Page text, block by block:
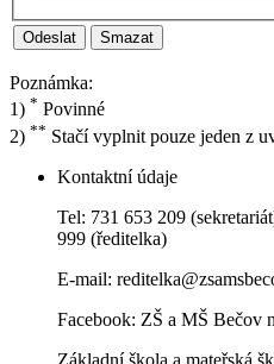
Odeslat
Poznámka:
1) * Povinné
2) ** Stačí vyplnit pouze jeden z
Kontaktní údaje
Tel: 731 653 209
999 (ředitelka)
E-mail:
Facebook: ZŠ a MŠ Bečov
Základní škola a mateřská